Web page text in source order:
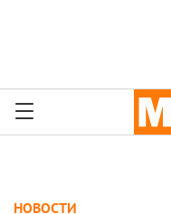
НОВОСТИ